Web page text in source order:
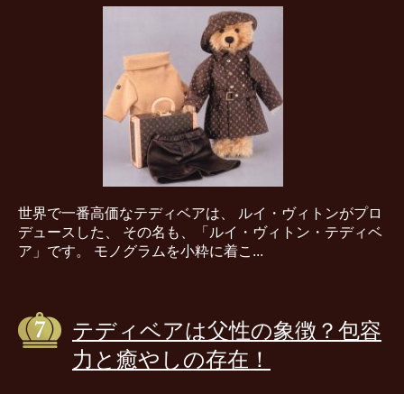
世界で一番高価なテディベアは、 ルイ・ヴィトンがプロ
デュースした、 その名も、「ルイ・ヴィトン・テディベ
ア」です。 モノグラムを小粋に着こ...
テディベアは父性の象徴？包容
力と癒やしの存在！